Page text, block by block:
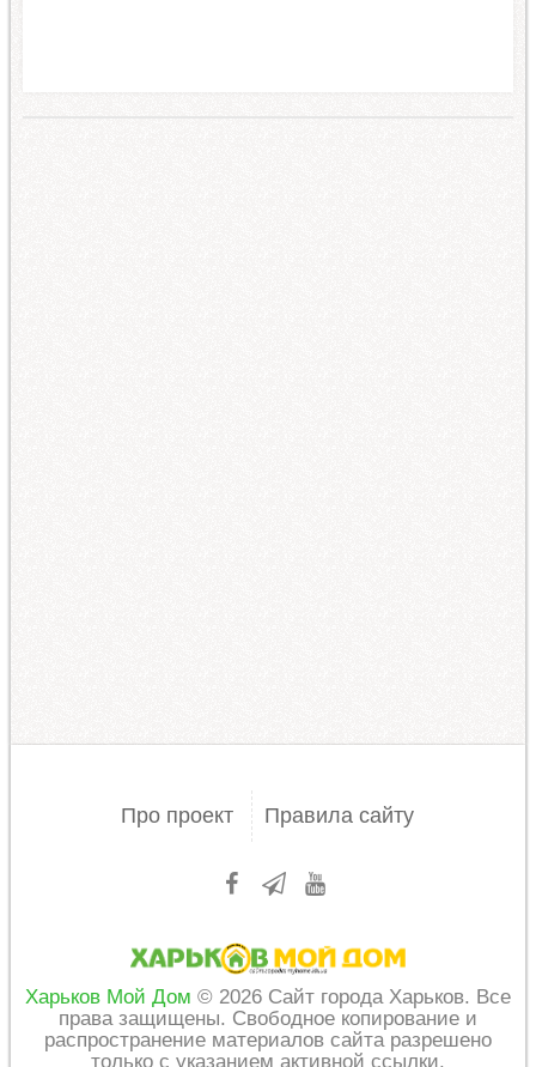
Про проект Правила сайту
Харьков Мой Дом © 2026 Сайт города Харьков. Все
права защищены. Свободное копирование и
распространение материалов сайта разрешено
только с указанием активной ссылки.